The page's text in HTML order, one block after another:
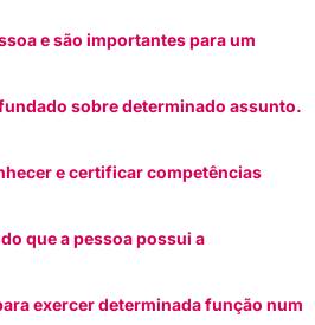
e são importantes para um
sobre determinado assunto.
e certificar competências
que a pessoa possui a
exercer determinada função num